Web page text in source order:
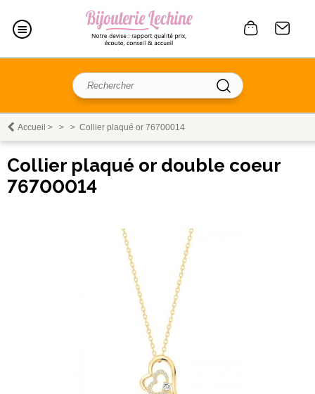
Accueil > > > Collier plaqué or 76700014
Collier plaqué or double coeur
76700014